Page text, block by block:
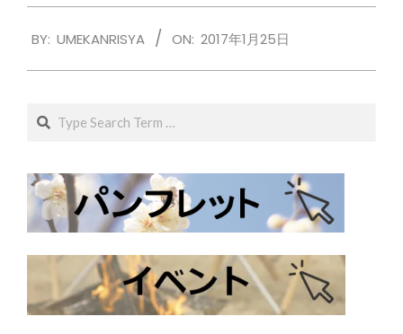
01-
BY: UMEKANRISYA ON: 2017年1月25日
Search